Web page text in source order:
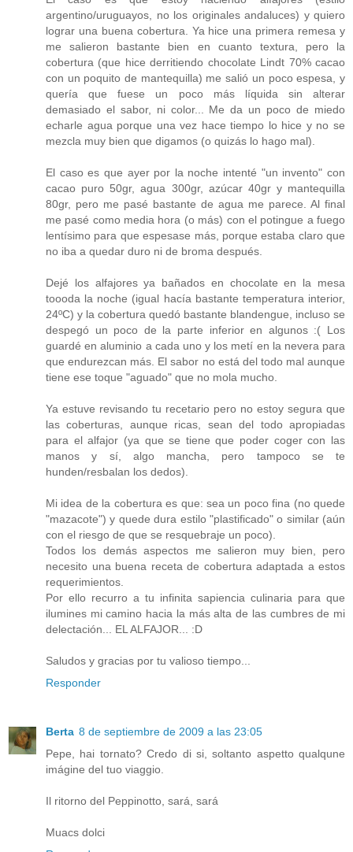
argentino/uruguayos, no los originales andaluces) y quiero
lograr una buena cobertura. Ya hice una primera remesa y
me salieron bastante bien en cuanto textura, pero la
cobertura (que hice derritiendo chocolate Lindt 70% cacao
con un poquito de mantequilla) me salió un poco espesa, y
quería que fuese un poco más líquida sin alterar
demasiado el sabor, ni color... Me da un poco de miedo
echarle agua porque una vez hace tiempo lo hice y no se
mezcla muy bien que digamos (o quizás lo hago mal).
El caso es que ayer por la noche intenté "un invento" con
cacao puro 50gr, agua 300gr, azúcar 40gr y mantequilla
80gr, pero me pasé bastante de agua me parece. Al final
me pasé como media hora (o más) con el potingue a fuego
lentísimo para que espesase más, porque estaba claro que
no iba a quedar duro ni de broma después.
Dejé los alfajores ya bañados en chocolate en la mesa
toooda la noche (igual hacía bastante temperatura interior,
24ºC) y la cobertura quedó bastante blandengue, incluso se
despegó un poco de la parte inferior en algunos :( Los
guardé en aluminio a cada uno y los metí en la nevera para
que endurezcan más. El sabor no está del todo mal aunque
tiene ese toque "aguado" que no mola mucho.
Ya estuve revisando tu recetario pero no estoy segura que
las coberturas, aunque ricas, sean del todo apropiadas
para el alfajor (ya que se tiene que poder coger con las
manos y sí, algo mancha, pero tampoco se te
hunden/resbalan los dedos).
Mi idea de la cobertura es que: sea un poco fina (no quede
"mazacote") y quede dura estilo "plastificado" o similar (aún
con el riesgo de que se resquebraje un poco).
Todos los demás aspectos me salieron muy bien, pero
necesito una buena receta de cobertura adaptada a estos
requerimientos.
Por ello recurro a tu infinita sapiencia culinaria para que
ilumines mi camino hacia la más alta de las cumbres de mi
delectación... EL ALFAJOR... :D
Saludos y gracias por tu valioso tiempo...
Responder
Berta 8 de septiembre de 2009 a las 23:05
Pepe, hai tornato? Credo di si, soltanto aspetto qualqune
imágine del tuo viaggio.
Il ritorno del Peppinotto, sará, sará
Muacs dolci